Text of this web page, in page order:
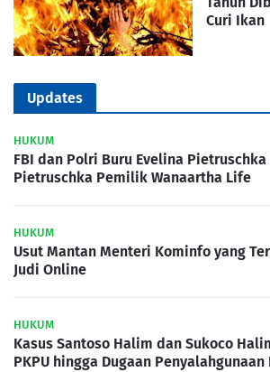
Curi Ikan
Updates
HUKUM
FBI dan Polri Buru Evelina
Pietruschka Pemilik Wanaartha Life
HUKUM
Usut Mantan Menteri Kominfo yang
Judi Online
HUKUM
Kasus Santoso Halim dan Sukoco
PKPU hingga Dugaan Penyalahgunaan